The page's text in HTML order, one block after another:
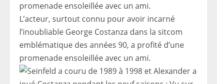
L’acteur, surtout connu pour avoir incarné
l’inoubliable George Costanza dans la sitcom
emblématique des années 90, a profité d’une
promenade ensoleillée avec un ami.